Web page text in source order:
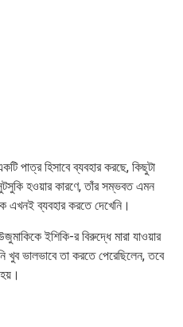
পাত্র হিসাবে ব্যবহার করছে, কিছুটা
হওয়ার কারণে, তাঁর সম্ভবত এমন
এখনই ব্যবহার করতে দেখেনি।
ইশিকি-র বিরুদ্ধে মারা যাওয়ার
খুব ভালভাবে তা করতে পেরেছিলেন, তবে